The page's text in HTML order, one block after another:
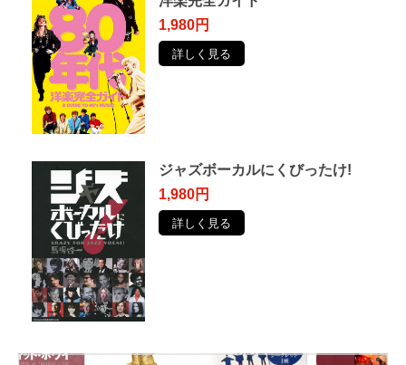
1,980円
詳しく見る
ジャズボーカルにくびったけ!
1,980円
詳しく見る